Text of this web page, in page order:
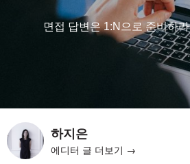
면접 답변은 1:N으로 준비하라
하지은
에디터 글 더보기 →